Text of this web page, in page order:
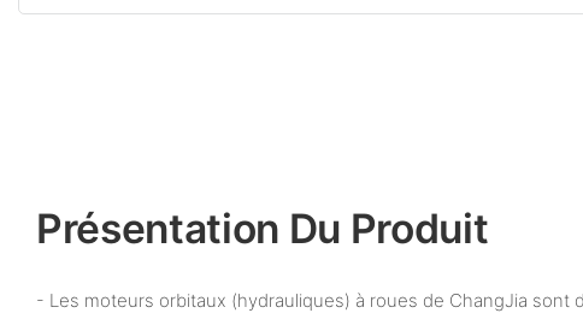
Présentation Du Produit
- Les moteurs orbitaux (hydrauliques) à roues de ChangJia sont